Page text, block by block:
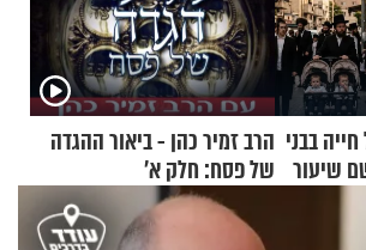
בבני
שיעור
הרב זמיר כהן - ביאור ההגדה
של פסח: חלק א’